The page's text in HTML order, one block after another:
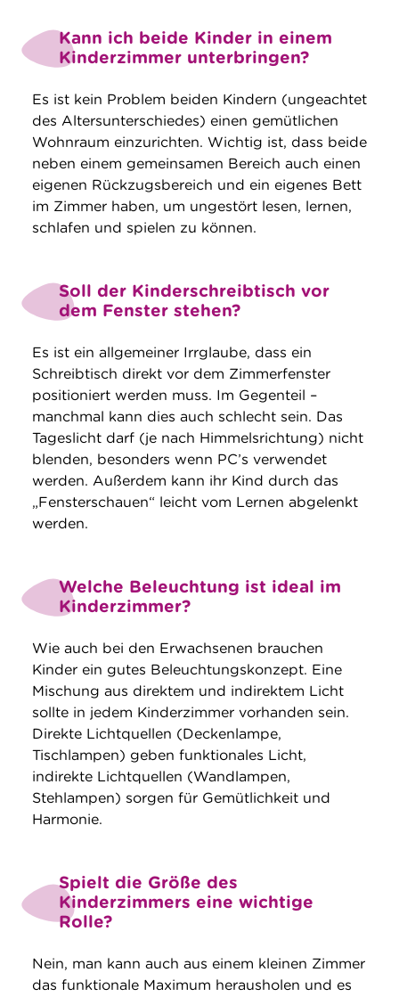
Kann ich beide Kinder in einem
Kinderzimmer unterbringen?
Es ist kein Problem beiden Kindern (ungeachtet
des Altersunterschiedes) einen gemütlichen
Wohnraum einzurichten. Wichtig ist, dass beide
neben einem gemeinsamen Bereich auch einen
eigenen Rückzugsbereich und ein eigenes Bett
im Zimmer haben, um ungestört lesen, lernen,
schlafen und spielen zu können.
Soll der Kinderschreibtisch vor
dem Fenster stehen?
Es ist ein allgemeiner Irrglaube, dass ein
Schreibtisch direkt vor dem Zimmerfenster
positioniert werden muss. Im Gegenteil –
manchmal kann dies auch schlecht sein. Das
Tageslicht darf (je nach Himmelsrichtung) nicht
blenden, besonders wenn PC’s verwendet
werden. Außerdem kann ihr Kind durch das
„Fensterschauen“ leicht vom Lernen abgelenkt
werden.
Welche Beleuchtung ist ideal im
Kinderzimmer?
Wie auch bei den Erwachsenen brauchen
Kinder ein gutes Beleuchtungskonzept. Eine
Mischung aus direktem und indirektem Licht
sollte in jedem Kinderzimmer vorhanden sein.
Direkte Lichtquellen (Deckenlampe,
Tischlampen) geben funktionales Licht,
indirekte Lichtquellen (Wandlampen,
Stehlampen) sorgen für Gemütlichkeit und
Harmonie.
Spielt die Größe des
Kinderzimmers eine wichtige
Rolle?
Nein, man kann auch aus einem kleinen Zimmer
das funktionale Maximum herausholen und es